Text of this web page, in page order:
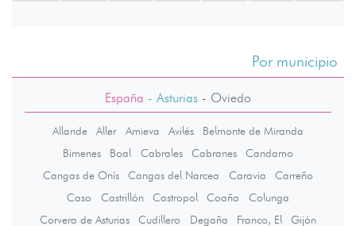
Por municipio
España - Asturias - Oviedo
Allande Aller Amieva Avilés
Belmonte de Miranda
Bimenes
Boal Cabrales Cabranes
Candamo
Cangas de Onís
Cangas del Narcea Caravia
Carreño
Caso
Castrillón Castropol Coaña
Colunga
Corvera de Asturias
Cudillero Degaña Franco, El
Gijón